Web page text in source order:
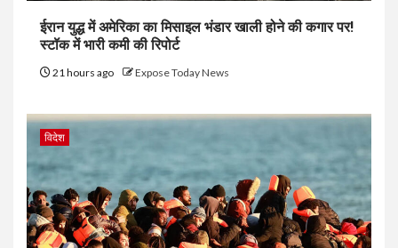
ईरान युद्ध में अमेरिका का मिसाइल भंडार खाली होने की कगार पर!
स्टॉक में भारी कमी की रिपोर्ट
21 hours ago Expose Today News
विदेश